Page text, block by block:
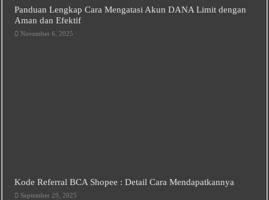
Panduan Lengkap Cara Mengatasi Akun DANA Limit dengan
Aman dan Efektif
November 6, 2025
Kode Referral BCA Shopee : Detail Cara Mendapatkannya
September 29, 2025